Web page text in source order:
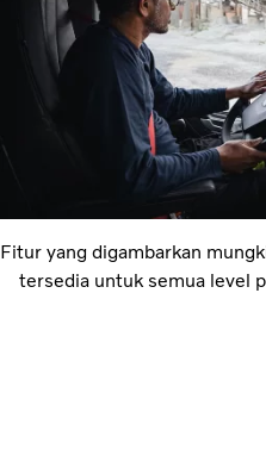
Fitur yang digambarkan
tersedia untuk semua level